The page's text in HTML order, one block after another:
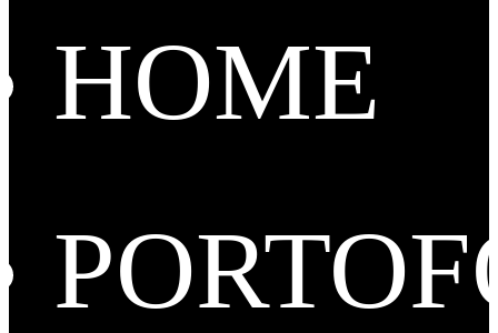
HOME